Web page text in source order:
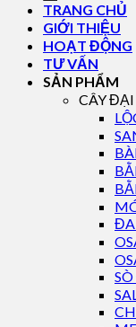
TRANG CHỦ
GIỚI THIỆU
HOẠT ĐỘNG
TƯ VẤN
SẢN PHẨM
CÂY
ĐA